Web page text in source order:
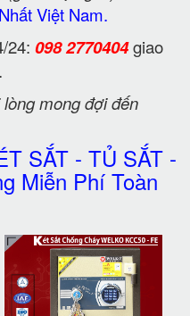
Việt Nam.
24: 098 2770404giao
mong đợi đến
SẮT - TỦ SẮT -
Miễn Phí Toàn